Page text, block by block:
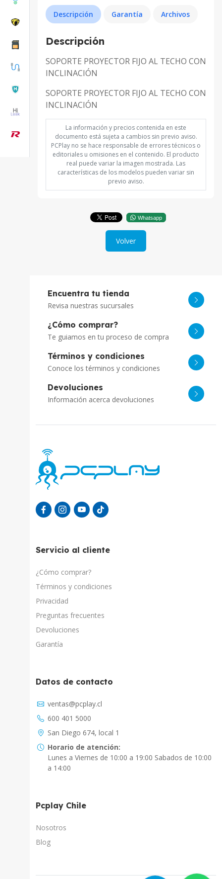
Descripción Garantía Archivos
Descripción
SOPORTE PROYECTOR FIJO AL TECHO CON
INCLINACIÓN
SOPORTE PROYECTOR FIJO AL TECHO CON
INCLINACIÓN
La información y precios contenida en este
documento está sujeta a cambios sin previo aviso.
PCPlay no se hace responsable de errores técnicos o
editoriales u omisiones en el contenido. El producto
real puede variar la imagen mostrada. Las
características de los modelos pueden variar sin
previo aviso.
Whatsapp
Volver
Encuentra tu tienda
Revisa nuestras sucursales
¿Cómo comprar?
Te guiamos en tu proceso de compra
Términos y condiciones
Conoce los términos y condiciones
Devoluciones
Información acerca devoluciones
Servicio al cliente
¿Cómo comprar?
Términos y condiciones
Privacidad
Preguntas frecuentes
Devoluciones
Garantía
Datos de contacto
ventas@pcplay.cl
600 401 5000
San Diego 674, local 1
Horario de atención:
Lunes a Viernes de 10:00 a 19:00 Sabados de 10:00
a 14:00
Pcplay Chile
Nosotros
Blog
Chat con IA
PcPlay Santiago / Web
Hola soy Freddy, en que puedo ayudarte...
PcPlay Santiago / Tienda
PCPlay Osorno